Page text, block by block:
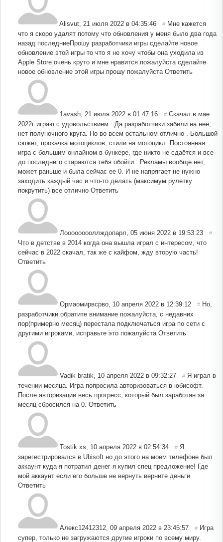
Alisvut 21 июля 2022 в 04:35:46 # Мне кажется
что я скоро удалят потому что обновления у меня было два года
назад последниеПрошу разработчики игры сделайте новое
обновление этой игры то что я не хочу чтобы она уходила из
Apple Store очень круто и мне нравится пожалуйста сделайте
новое обновление этой игры прошу пожалуйста Ответить
1avash 21 июля 2022 в 01:47:16 # Скачал в мае
2022г играю с удовольствием . Да разработчики забили на неё,
нет полуночного круга. Но во всем остальном отлично . Большой
сюжет, прокачка мотоциклов, стили на мотоцикл. Постоянная
игра с большим онлайном в бункере, где никто не сдаётся и все
до последнего стараются тебя обойти . Рекламы вообще нет,
может раньше и была сейчас ее 0. И не напрягает не нужно
заходить каждый час и что-то делать (максимум рулетку
покрутить) все отлично Ответить
Лооооооооллждопарл 05 июня 2022 в 19:53:23 #
Что в детстве в 2014 когда она вышла играл с интересом, что
сейчас в 2022 скачал, так же с кайфом, жду вторую часть!
Ответить
Ормаомирвсрво 10 апреля 2022 в 12:39:12 # Но,
разработчики обратите внимание пожалуйста, с недавних
пор(примерно месяц) перестала подключаться игра по сети с
другими игроками, исправьте это пожалуйста Ответить
Vadik bratik 10 апреля 2022 в 09:32:27 # Я играл в
течении месяца. Игра попросила авторизоваться в юбисофт.
После авторизации весь прогресс, который был заработан за
месяц сбросился на 0. Ответить
Tostik xs 10 апреля 2022 в 02:54:34 # Я
зарегестрировался в Ubisoft но до этого на моем телефоне был
аккаунт куда я потратил денег я купил спец предложение! Где
мой аккаунт если его больше не вернуть верните деньги
Ответить
Алекс12412312 09 апреля 2022 в 23:45:57 # Игра
супер, только не загружаются другие игроки по всему миру.